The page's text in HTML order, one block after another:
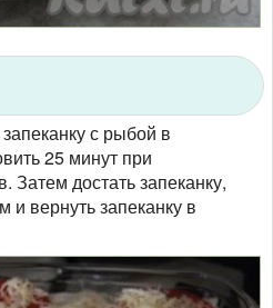
с рыбой в
25 минут при
Затем достать запеканку,
вернуть запеканку в